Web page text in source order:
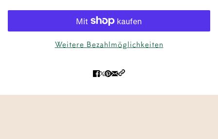
Weitere Bezahlmöglichkeiten